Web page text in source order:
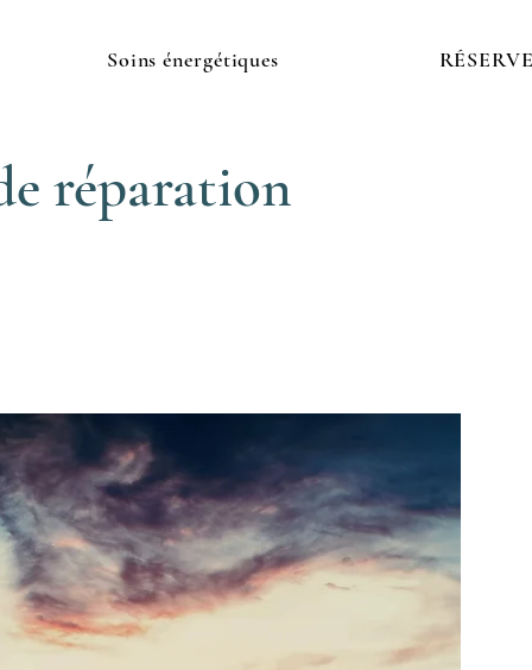
Soins énergétiques
réparation